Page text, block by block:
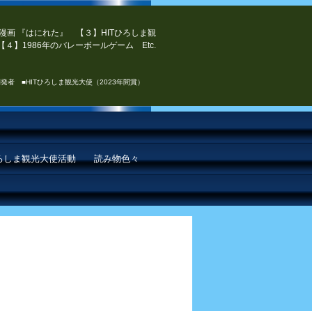
画 『はにれた』 【３】HITひろしま観
４】1986年のバレーボールゲーム Etc.
者 ■HITひろしま観光大使（2023年間賞）
しま観光大使活動 読み物色々